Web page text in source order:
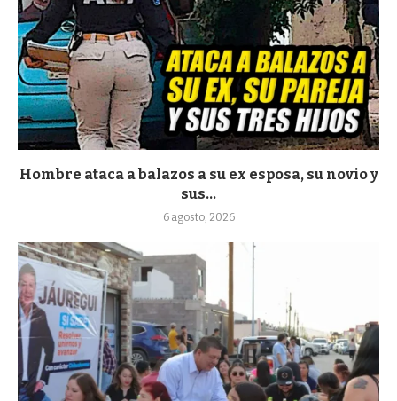
Hombre ataca a balazos a su ex esposa, su novio y
sus...
6 agosto, 2026